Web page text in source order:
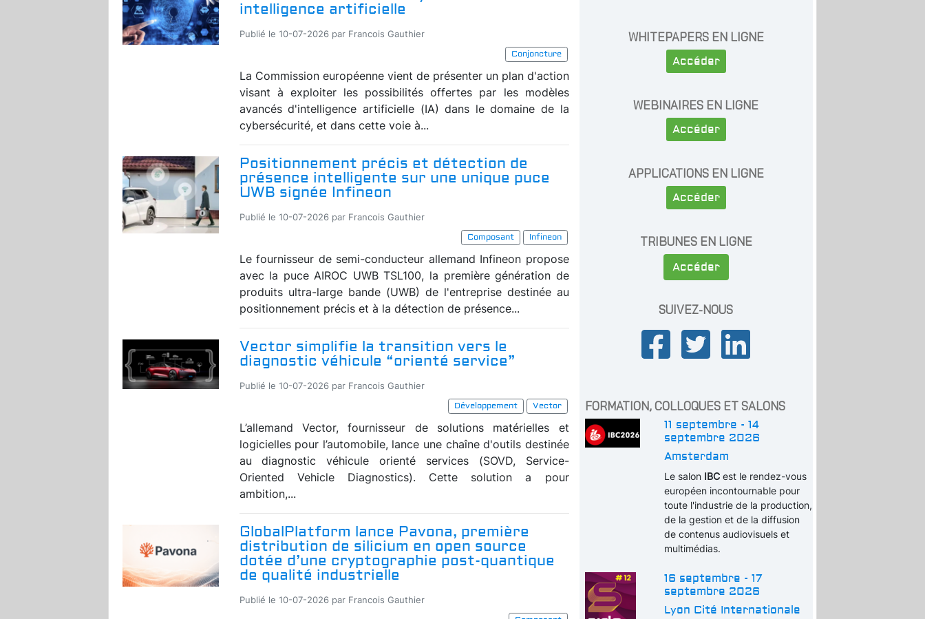
intelligence artificielle
Publié le 10-07-2026 par Francois Gauthier
Conjoncture
La Commission européenne vient de présenter un plan d'action
visant à exploiter les possibilités offertes par les modèles
avancés d'intelligence artificielle (IA) dans le domaine de la
cybersécurité, et dans cette voie à...
Positionnement précis et détection de
présence intelligente sur une unique puce
UWB signée Infineon
Publié le 10-07-2026 par Francois Gauthier
Composant
Infineon
Le fournisseur de semi-conducteur allemand Infineon propose
avec la puce AIROC UWB TSL100, la première génération de
produits ultra-large bande (UWB) de l'entreprise destinée au
positionnement précis et à la détection de présence...
Vector simplifie la transition vers le
diagnostic véhicule “orienté service”
Publié le 10-07-2026 par Francois Gauthier
Développement
Vector
L’allemand Vector, fournisseur de solutions matérielles et
logicielles pour l’automobile, lance une chaîne d'outils destinée
au diagnostic véhicule orienté services (SOVD, Service-
Oriented Vehicle Diagnostics). Cette solution a pour
ambition,...
GlobalPlatform lance Pavona, première
distribution de silicium en open source
dotée d’une cryptographie post-quantique
de qualité industrielle
Publié le 10-07-2026 par Francois Gauthier
WHITEPAPERS EN LIGNE
Accéder
WEBINAIRES EN LIGNE
Accéder
APPLICATIONS EN LIGNE
Accéder
TRIBUNES EN LIGNE
Accéder
SUIVEZ-NOUS
FORMATION, COLLOQUES ET SALONS
11 septembre - 14
septembre 2026
Amsterdam
Le salonIBC est le rendez-vous
européen incontournable pour
toute l'industrie de la production,
de la gestion et de la diffusion
de contenus audiovisuels et
multimédias.
16 septembre - 17
septembre 2026
Lyon Cité Internationale